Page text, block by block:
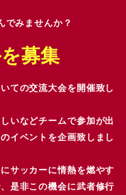
でみませんか？
募集
ての交流大会を開催致し
いなどチームで参加が出
イベントを企画致しまし
サッカーに情熱を燃やす
是非この機会に武者修行